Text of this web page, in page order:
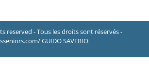
reserved - Tous les droits sont réservés -
GUIDO SAVERIO